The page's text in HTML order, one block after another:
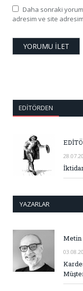
Daha sonraki
adresim ve site
EDITÖRDEN
YAZARLAR
Metin